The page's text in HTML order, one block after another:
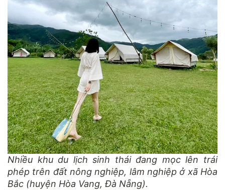
Nhiều khu du lịch sinh thái đang mọc lên trái
phép trên đất nông nghiệp, lâm nghiệp ở xã Hòa
Bắc (huyện Hòa Vang, Đà Nẵng).